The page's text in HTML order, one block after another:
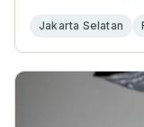
Jakarta Selatan